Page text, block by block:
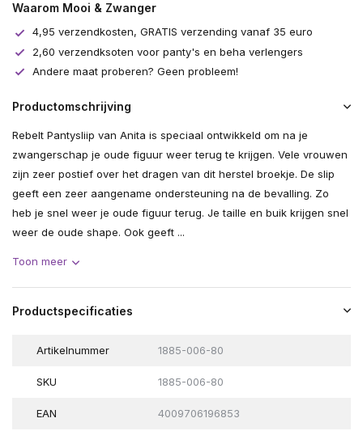
Waarom Mooi & Zwanger
4,95 verzendkosten, GRATIS verzending vanaf 35 euro
2,60 verzendksoten voor panty's en beha verlengers
Andere maat proberen? Geen probleem!
Productomschrijving
Rebelt Pantysliip van Anita is speciaal ontwikkeld om na je
zwangerschap je oude figuur weer terug te krijgen. Vele vrouwen
zijn zeer postief over het dragen van dit herstel broekje. De slip
geeft een zeer aangename ondersteuning na de bevalling. Zo
heb je snel weer je oude figuur terug. Je taille en buik krijgen snel
weer de oude shape. Ook geeft ...
Toon meer
Productspecificaties
Artikelnummer 1885-006-80
SKU 1885-006-80
EAN 4009706196853